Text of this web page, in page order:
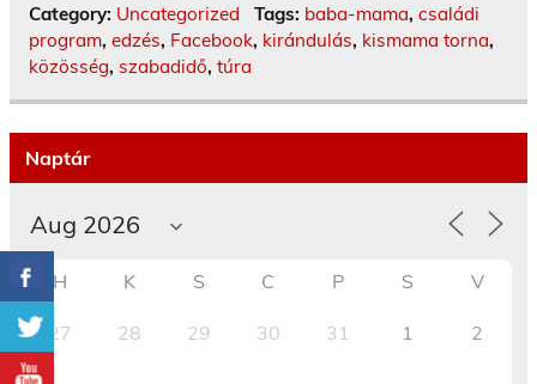
Category: Uncategorized Tags: baba-mama, családi
program, edzés, Facebook, kirándulás, kismama torna,
közösség, szabadidő, túra
Naptár
H K S C P S V
27 28 29 30 31 1 2